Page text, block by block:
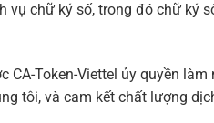
vụ chữ ký số, trong đó chữ ký
CA-Token-Viettel ủy quyền làm
tôi, và cam kết chất lượng